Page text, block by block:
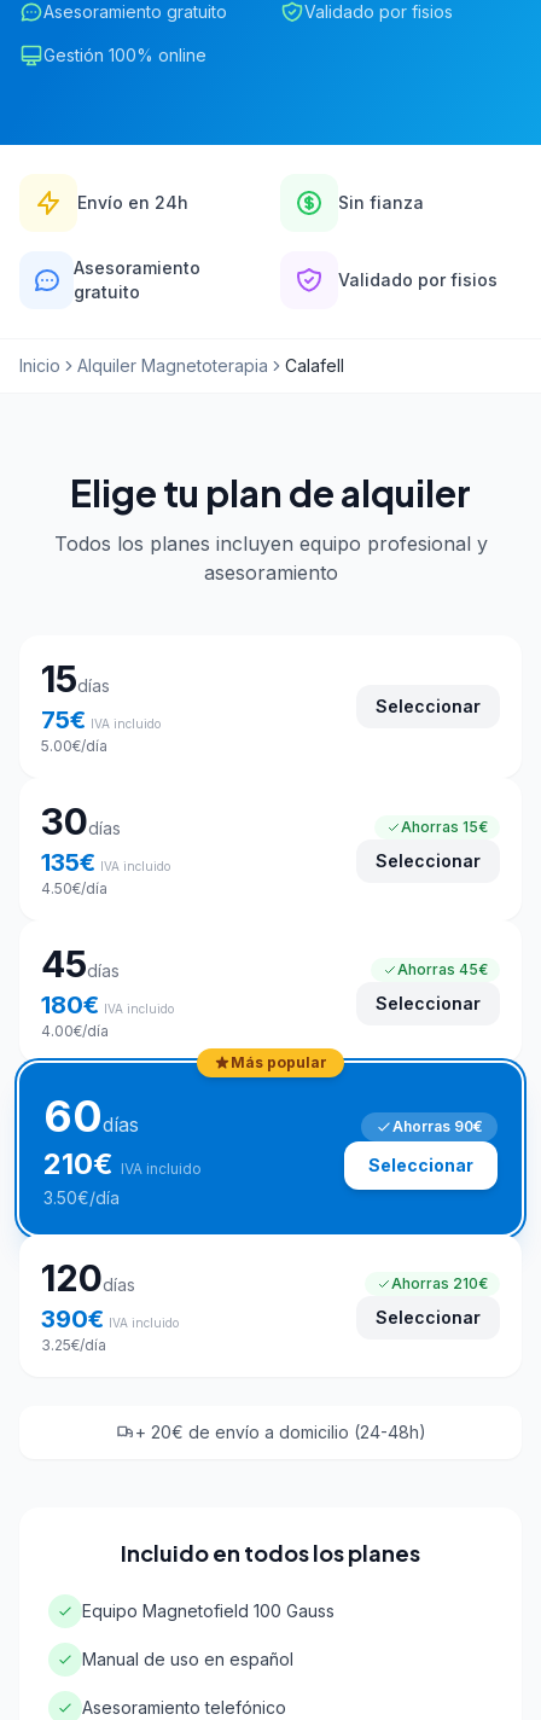
Asesoramiento gratuito Validado por fisios
Gestión 100% online
Envío en 24h Sin fianza
Asesoramiento
gratuito
Validado por fisios
Inicio Alquiler Magnetoterapia Calafell
Elige tu plan de alquiler
Todos los planes incluyen equipo profesional y
asesoramiento
15días
75€ IVA incluido
5.00€/día
Seleccionar
30días
135€ IVA incluido
4.50€/día
Ahorras 15€
Seleccionar
45días
180€ IVA incluido
4.00€/día
Ahorras 45€
Seleccionar
Más popular
60días
210€ IVA incluido
3.50€/día
Ahorras 90€
Seleccionar
120días
390€ IVA incluido
3.25€/día
Ahorras 210€
Seleccionar
+ 20€ de envío a domicilio (24-48h)
Incluido en todos los planes
Equipo Magnetofield 100 Gauss
Manual de uso en español
Asesoramiento telefónico